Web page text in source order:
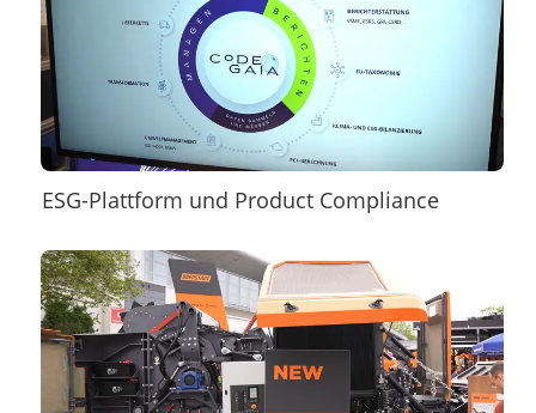
ESG-Plattform und Product Compliance